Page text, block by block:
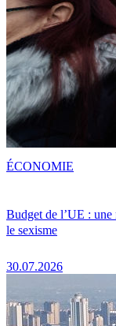
Budget de l’UE :
le sexisme
30.07.2026
ÉCONOMIE